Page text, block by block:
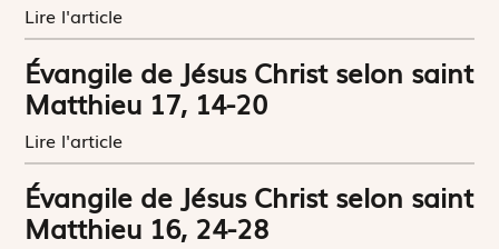
Lire l'article
Évangile de Jésus Christ selon saint
Matthieu 17, 14-20
Lire l'article
Évangile de Jésus Christ selon saint
Matthieu 16, 24-28